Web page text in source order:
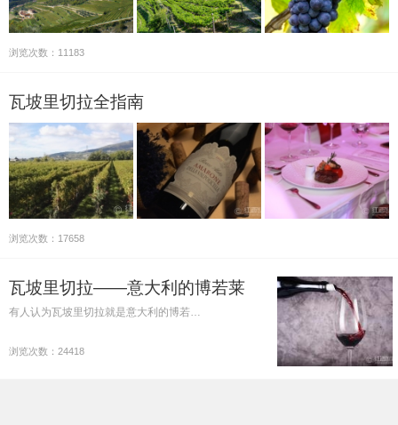
浏览次数：11183
瓦坡里切拉全指南
浏览次数：17658
瓦坡里切拉——意大利的博若莱
有人认为瓦坡里切拉就是意大利的博若…
浏览次数：24418